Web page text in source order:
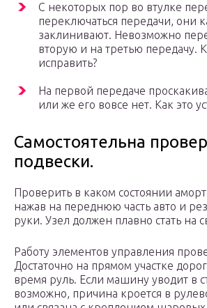
С некоторых пор во втулке
переключаться передачи, они
заклинивают. Невозможно
вторую и на третью передачу.
исправить?
На первой передаче
или же его вовсе нет. Как это
Самостоятельна
подвески.
Проверить в каком состоянии
нажав на переднюю часть авто и
руки. Узел должен плавно стать на
Работу элементов управления
Достаточно на прямом участке
время руль. Если машину уводит в
возможно, причина кроется в